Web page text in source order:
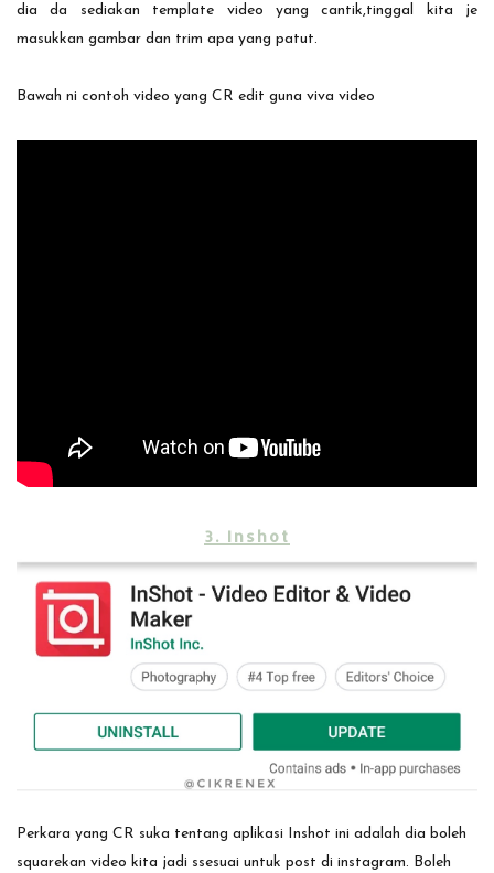
dia da sediakan template video yang cantik,tinggal kita je
masukkan gambar dan trim apa yang patut.
Bawah ni contoh video yang CR edit guna viva video
3. Inshot
Perkara yang CR suka tentang aplikasi Inshot ini adalah dia boleh
squarekan video kita jadi ssesuai untuk post di instagram. Boleh